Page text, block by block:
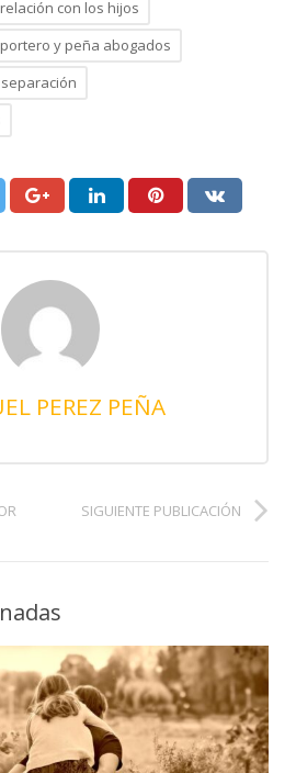
con los hijos
portero y peña abogados
separación
PEREZ PEÑA
SIGUIENTE PUBLICACIÓN